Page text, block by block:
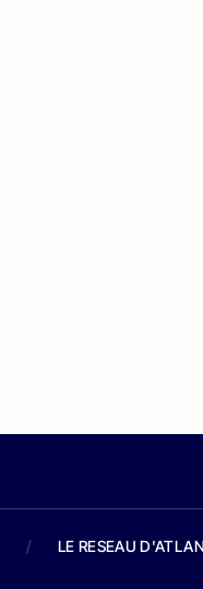
/ LE RESEAU